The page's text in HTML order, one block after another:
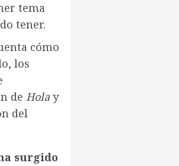
tema
tener.
cómo
los
de Hola y
del
surgido